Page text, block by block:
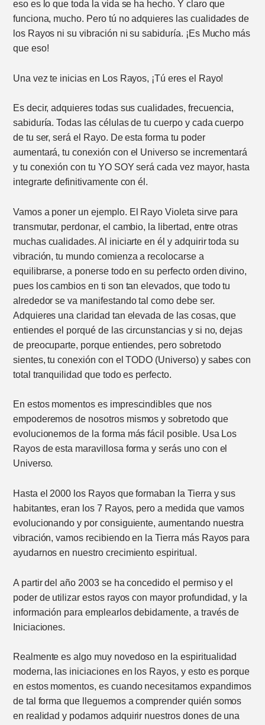
eso es lo que toda la vida se ha hecho. Y claro que
funciona, mucho. Pero tú no adquieres las cualidades de
los Rayos ni su vibración ni su sabiduría. ¡Es Mucho más
que eso!
Una vez te inicias en Los Rayos, ¡Tú eres el Rayo!
Es decir, adquieres todas sus cualidades, frecuencia,
sabiduría. Todas las células de tu cuerpo y cada cuerpo
de tu ser, será el Rayo. De esta forma tu poder
aumentará, tu conexión con el Universo se incrementará
y tu conexión con tu YO SOY será cada vez mayor, hasta
integrarte definitivamente con él.
Vamos a poner un ejemplo. El Rayo Violeta sirve para
transmutar, perdonar, el cambio, la libertad, entre otras
muchas cualidades. Al iniciarte en él y adquirir toda su
vibración, tu mundo comienza a recolocarse a
equilibrarse, a ponerse todo en su perfecto orden divino,
pues los cambios en ti son tan elevados, que todo tu
alrededor se va manifestando tal como debe ser.
Adquieres una claridad tan elevada de las cosas, que
entiendes el porqué de las circunstancias y si no, dejas
de preocuparte, porque entiendes, pero sobretodo
sientes, tu conexión con el TODO (Universo) y sabes con
total tranquilidad que todo es perfecto.
En estos momentos es imprescindibles que nos
empoderemos de nosotros mismos y sobretodo que
evolucionemos de la forma más fácil posible. Usa Los
Rayos de esta maravillosa forma y serás uno con el
Universo.
Hasta el 2000 los Rayos que formaban la Tierra y sus
habitantes, eran los 7 Rayos, pero a medida que vamos
evolucionando y por consiguiente, aumentando nuestra
vibración, vamos recibiendo en la Tierra más Rayos para
ayudarnos en nuestro crecimiento espiritual.
A partir del año 2003 se ha concedido el permiso y el
poder de utilizar estos rayos con mayor profundidad, y la
información para emplearlos debidamente, a través de
Iniciaciones.
Realmente es algo muy novedoso en la espiritualidad
moderna, las iniciaciones en los Rayos, y esto es porque
en estos momentos, es cuando necesitamos expandirnos
de tal forma que lleguemos a comprender quién somos
en realidad y podamos adquirir nuestros dones de una